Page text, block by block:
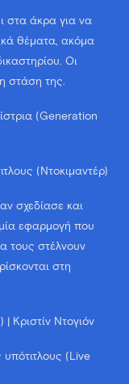
στα άκρα για να
θέματα, ακόμα
Οι
στάση της.
(Generation
(Ντοκιμαντέρ)
σχεδίασε και
εφαρμογή που
τους στέλνουν
στη
Κριστίν Ντογιόν
υπότιτλους (Live